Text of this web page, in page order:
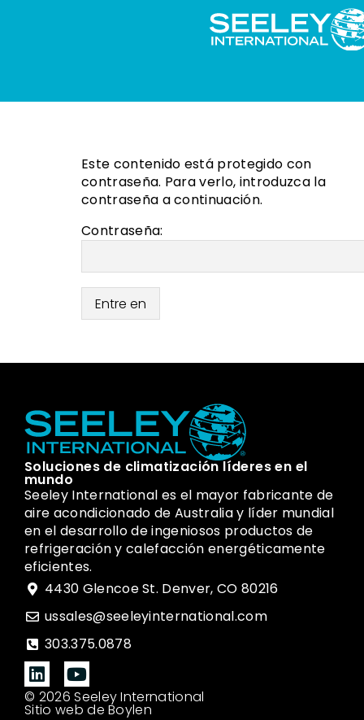
Este contenido está protegido con
contraseña. Para verlo, introduzca la
contraseña a continuación.
Contraseña:
Soluciones de climatización líderes en el
mundo
Seeley International es el mayor fabricante de
aire acondicionado de Australia y líder mundial
en el desarrollo de ingeniosos productos de
refrigeración y calefacción energéticamente
eficientes.
4430 Glencoe St. Denver, CO 80216
ussales@seeleyinternational.com
303.375.0878
© 2026 Seeley International
Sitio web de Boylen